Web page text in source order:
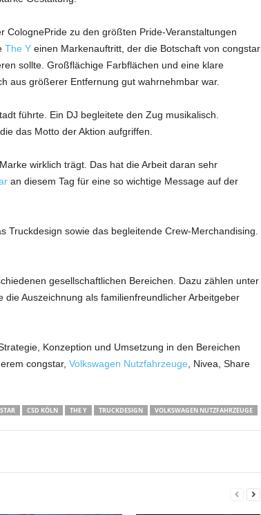
ColognePride zu den größten Pride-Veranstaltungen
The Yeinen Markenauftritt, der die Botschaft von congstar
sollte. Großflächige Farbflächen und eine klare
aus größerer Entfernung gut wahrnehmbar war.
führte. Ein DJ begleitete den Zug musikalisch.
das Motto der Aktion aufgriffen.
wirklich trägt. Das hat die Arbeit daran sehr
an diesem Tag für eine so wichtige Message auf der
sowie das begleitende Crew-Merchandising.
gesellschaftlichen Bereichen. Dazu zählen unter
Auszeichnung als familienfreundlicher Arbeitgeber
Konzeption und Umsetzung in den Bereichen
congstar, Volkswagen Nutzfahrzeuge , Nivea, Share
CSD KÖLN THE Y TRUCKDESIGN VOLKSWAGEN NUTZFAHRZEUGE